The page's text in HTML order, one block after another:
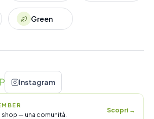
Green
Instagram
shop — una comunità.
Scopri →